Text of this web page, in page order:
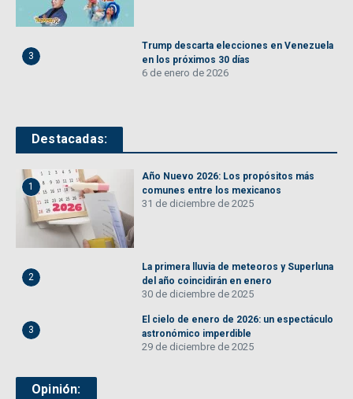
3
Trump descarta elecciones en Venezuela
en los próximos 30 días
6 de enero de 2026
Destacadas:
1
Año Nuevo 2026: Los propósitos más
comunes entre los mexicanos
31 de diciembre de 2025
2
La primera lluvia de meteoros y Superluna
del año coincidirán en enero
30 de diciembre de 2025
3
El cielo de enero de 2026: un espectáculo
astronómico imperdible
29 de diciembre de 2025
Opinión: